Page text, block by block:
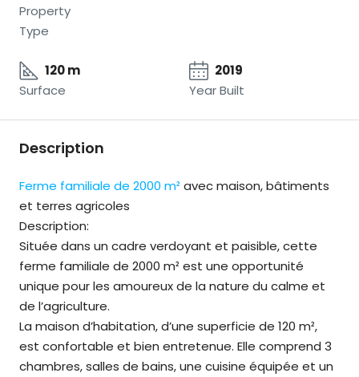
Property
Type
120 m
Surface
2019
Year Built
Description
Ferme familiale de 2000 m² avec maison, bâtiments
et terres agricoles
Description:
Située dans un cadre verdoyant et paisible, cette
ferme familiale de 2000 m² est une opportunité
unique pour les amoureux de la nature du calme et
de l’agriculture.
La maison d’habitation, d’une superficie de 120 m²,
est confortable et bien entretenue. Elle comprend 3
chambres, salles de bains, une cuisine équipée et un